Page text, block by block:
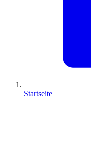
Startseite